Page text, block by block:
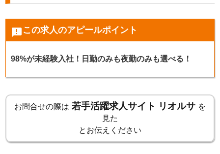
announcement この求人のアピールポイント
98%が未経験入社！日勤のみも夜勤のみも選べる！
お問合せの際は 若手活躍求人サイト リオルサ を
見た
とお伝えください